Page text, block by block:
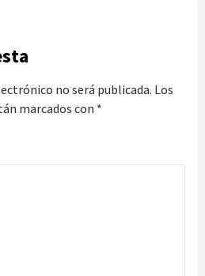
no será publicada. Los
marcados con *